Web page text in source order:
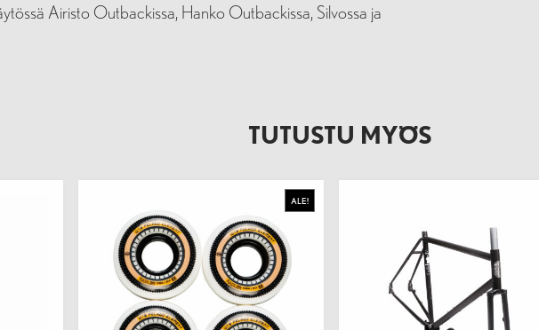
Airisto Outbackissa, Hanko Outbackissa, Silvossa ja
TUTUSTU MYÖS
ALE!